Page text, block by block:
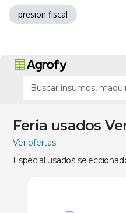
presion fiscal
Feria usados
Ver ofertas
Especial usados